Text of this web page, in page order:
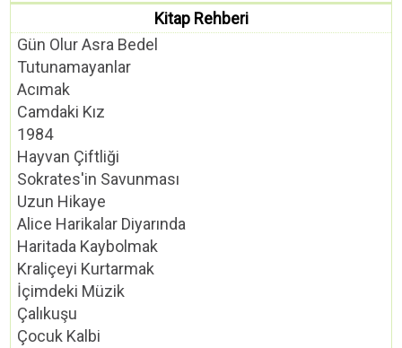
Kitap Rehberi
Gün Olur Asra Bedel
Tutunamayanlar
Acımak
Camdaki Kız
1984
Hayvan Çiftliği
Sokrates'in Savunması
Uzun Hikaye
Alice Harikalar Diyarında
Haritada Kaybolmak
Kraliçeyi Kurtarmak
İçimdeki Müzik
Çalıkuşu
Çocuk Kalbi